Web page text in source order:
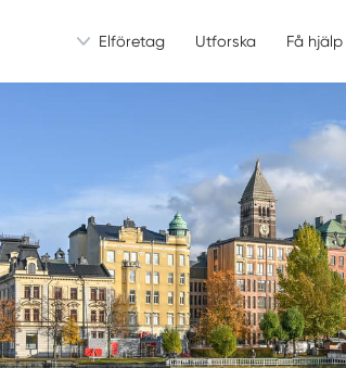
Elföretag Utforska Få hjälp